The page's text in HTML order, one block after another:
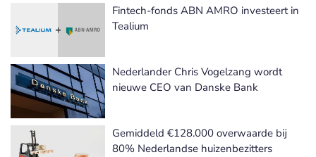
Fintech-fonds ABN AMRO investeert in
Tealium
Nederlander Chris Vogelzang wordt
nieuwe CEO van Danske Bank
Gemiddeld €128.000 overwaarde bij
80% Nederlandse huizenbezitters